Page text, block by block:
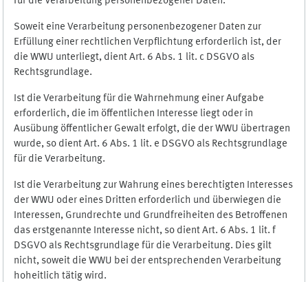
Soweit eine Verarbeitung personenbezogener Daten zur
Erfüllung einer rechtlichen Verpflichtung erforderlich ist, der
die WWU unterliegt, dient Art. 6 Abs. 1 lit. c DSGVO als
Rechtsgrundlage.
Ist die Verarbeitung für die Wahrnehmung einer Aufgabe
erforderlich, die im öffentlichen Interesse liegt oder in
Ausübung öffentlicher Gewalt erfolgt, die der WWU übertragen
wurde, so dient Art. 6 Abs. 1 lit. e DSGVO als Rechtsgrundlage
für die Verarbeitung.
Ist die Verarbeitung zur Wahrung eines berechtigten Interesses
der WWU oder eines Dritten erforderlich und überwiegen die
Interessen, Grundrechte und Grundfreiheiten des Betroffenen
das erstgenannte Interesse nicht, so dient Art. 6 Abs. 1 lit. f
DSGVO als Rechtsgrundlage für die Verarbeitung. Dies gilt
nicht, soweit die WWU bei der entsprechenden Verarbeitung
hoheitlich tätig wird.